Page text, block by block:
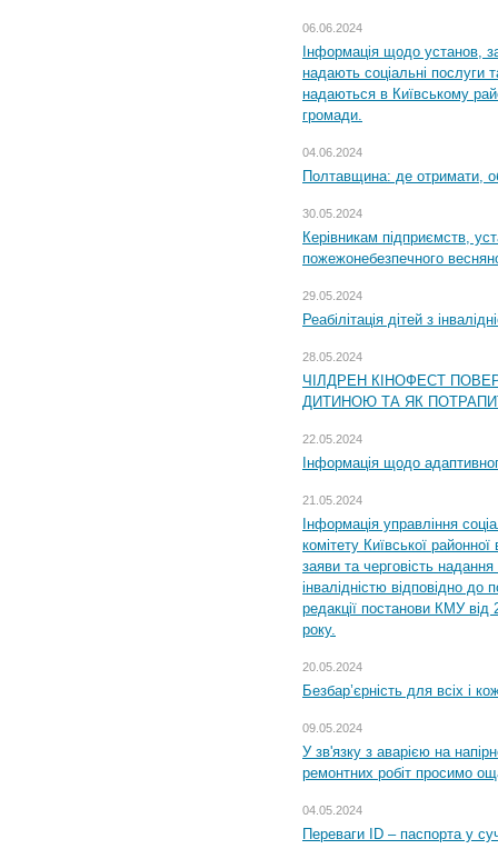
06.06.2024
Інформація щодо установ,
надають соціальні послуги
надаються в Київському
громади.
04.06.2024
Полтавщина: де отримати,
30.05.2024
Керівникам підприємств,
пожежонебезпечного
29.05.2024
Реабілітація дітей з
28.05.2024
ЧІЛДРЕН КІНОФЕСТ
ДИТИНОЮ ТА ЯК
22.05.2024
Інформація щодо
21.05.2024
Інформація управління
комітету Київської
заяви та черговість надання
інвалідністю відповідно
редакції постанови КМУ від
року.
20.05.2024
Безбар’єрність для всіх і
09.05.2024
У зв'язку з аварією на
ремонтних робіт просимо
04.05.2024
Переваги ID – паспорта у